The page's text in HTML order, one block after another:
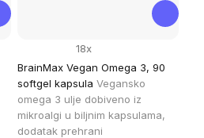
BrainMax Vegan Omega 3, 90
softgel kapsula Vegansko
omega 3 ulje dobiveno iz
mikroalgi u biljnim kapsulama,
dodatak prehrani
18x